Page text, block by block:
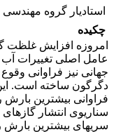
استادیار گروه
چکیده
امروزه افزایش غلظت
عامل اصلی تغییرات آب
جهانی نیز فراوانی
دگرگون ساخته است.
فراوانی بیشترین